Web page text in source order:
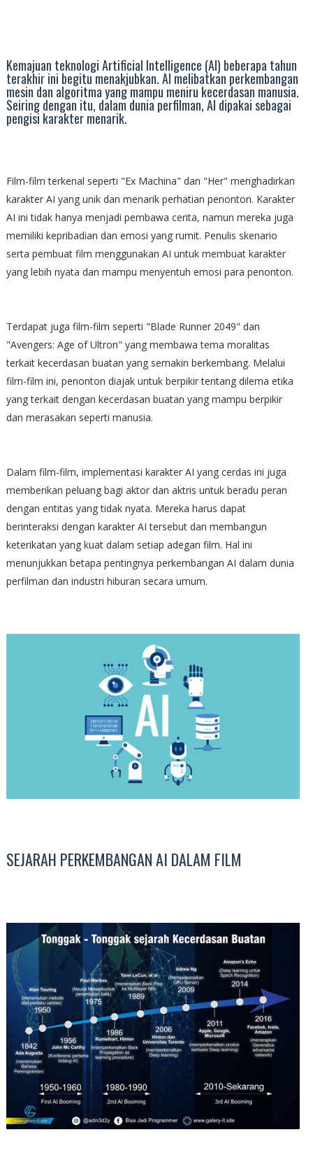
Kemajuan teknologi Artificial Intelligence (AI) beberapa tahun
terakhir ini begitu menakjubkan. AI melibatkan perkembangan
mesin dan algoritma yang mampu meniru kecerdasan manusia.
Seiring dengan itu, dalam dunia perfilman, AI dipakai sebagai
pengisi karakter menarik.
Film-film terkenal seperti "Ex Machina" dan "Her" menghadirkan
karakter AI yang unik dan menarik perhatian penonton. Karakter
AI ini tidak hanya menjadi pembawa cerita, namun mereka juga
memiliki kepribadian dan emosi yang rumit. Penulis skenario
serta pembuat film menggunakan AI untuk membuat karakter
yang lebih nyata dan mampu menyentuh emosi para penonton.
Terdapat juga film-film seperti "Blade Runner 2049" dan
"Avengers: Age of Ultron" yang membawa tema moralitas
terkait kecerdasan buatan yang semakin berkembang. Melalui
film-film ini, penonton diajak untuk berpikir tentang dilema etika
yang terkait dengan kecerdasan buatan yang mampu berpikir
dan merasakan seperti manusia.
Dalam film-film, implementasi karakter AI yang cerdas ini juga
memberikan peluang bagi aktor dan aktris untuk beradu peran
dengan entitas yang tidak nyata. Mereka harus dapat
berinteraksi dengan karakter AI tersebut dan membangun
keterikatan yang kuat dalam setiap adegan film. Hal ini
menunjukkan betapa pentingnya perkembangan AI dalam dunia
perfilman dan industri hiburan secara umum.
SEJARAH PERKEMBANGAN AI DALAM FILM